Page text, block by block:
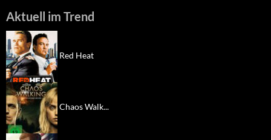
Aktuell im Trend
Red Heat
Chaos Walk...